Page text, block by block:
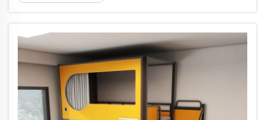
aranżacji sypialni. Kluczem jest wybór